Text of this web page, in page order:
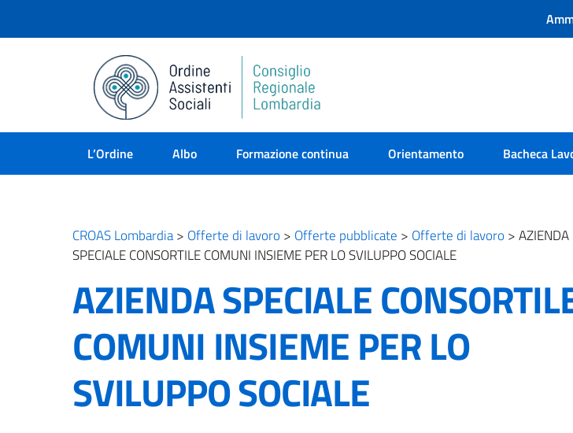
L’Ordine Albo Formazione continua Orientamento Bacheca
CROAS Lombardia> Offerte di lavoro > Offerte pubblicate > Offerte di lavoro > AZIENDA
SPECIALE CONSORTILE COMUNI INSIEME PER LO SVILUPPO SOCIALE
AZIENDA SPECIALE
COMUNI INSIEME PER LO
SVILUPPO SOCIALE